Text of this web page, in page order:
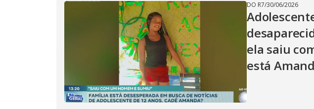
DO R7/30/06/2026
ela saiu
está